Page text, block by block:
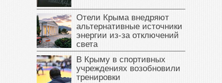
Отели Крыма внедряют
альтернативные источники
энергии из-за отключений
света
В Крыму в спортивных
учреждениях возобновили
тренировки